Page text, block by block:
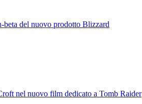
beta del nuovo prodotto Blizzard
nel nuovo film dedicato a Tomb Raider